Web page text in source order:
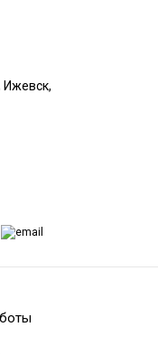
Ижевск,